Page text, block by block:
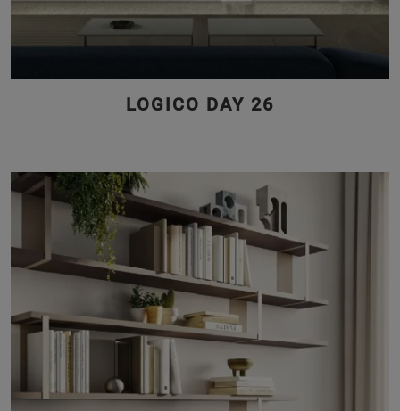
LOGICO DAY 26